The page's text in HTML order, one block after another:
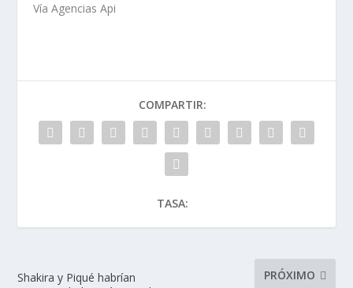
Vía Agencias Api
COMPARTIR:
TASA:
Shakira y Piqué habrían
PRÓXIMO